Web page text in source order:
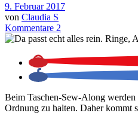
9. Februar 2017
von Claudia S
Kommentare 2
Beim Taschen-Sew-Along
Ordnung zu halten. Daher kommt